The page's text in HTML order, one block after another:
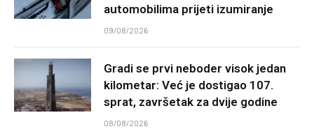
automobilima prijeti izumiranje
09/08/2026
Gradi se prvi neboder visok jedan
kilometar: Već je dostigao 107.
sprat, završetak za dvije godine
08/08/2026